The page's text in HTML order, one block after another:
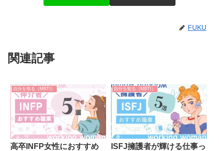
FUKU
関連記事
自分を知る（MBTI）
高卒INFP女性におすすめ
自分を知る（MBTI）
ISFJ擁護者が輝ける仕事っ